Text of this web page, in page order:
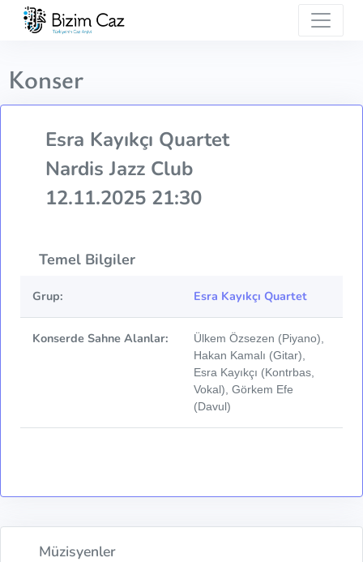
Konser
Esra Kayıkçı Quartet
Nardis Jazz Club
12.11.2025 21:30
Temel Bilgiler
Grup: Esra Kayıkçı Quartet
Konserde Sahne Alanlar:
Ülkem Özsezen (Piyano),
Hakan Kamalı (Gitar),
Esra Kayıkçı (Kontrbas,
Vokal), Görkem Efe
(Davul)
Müzisyenler